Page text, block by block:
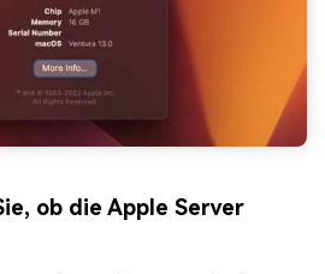
ob die Apple Server